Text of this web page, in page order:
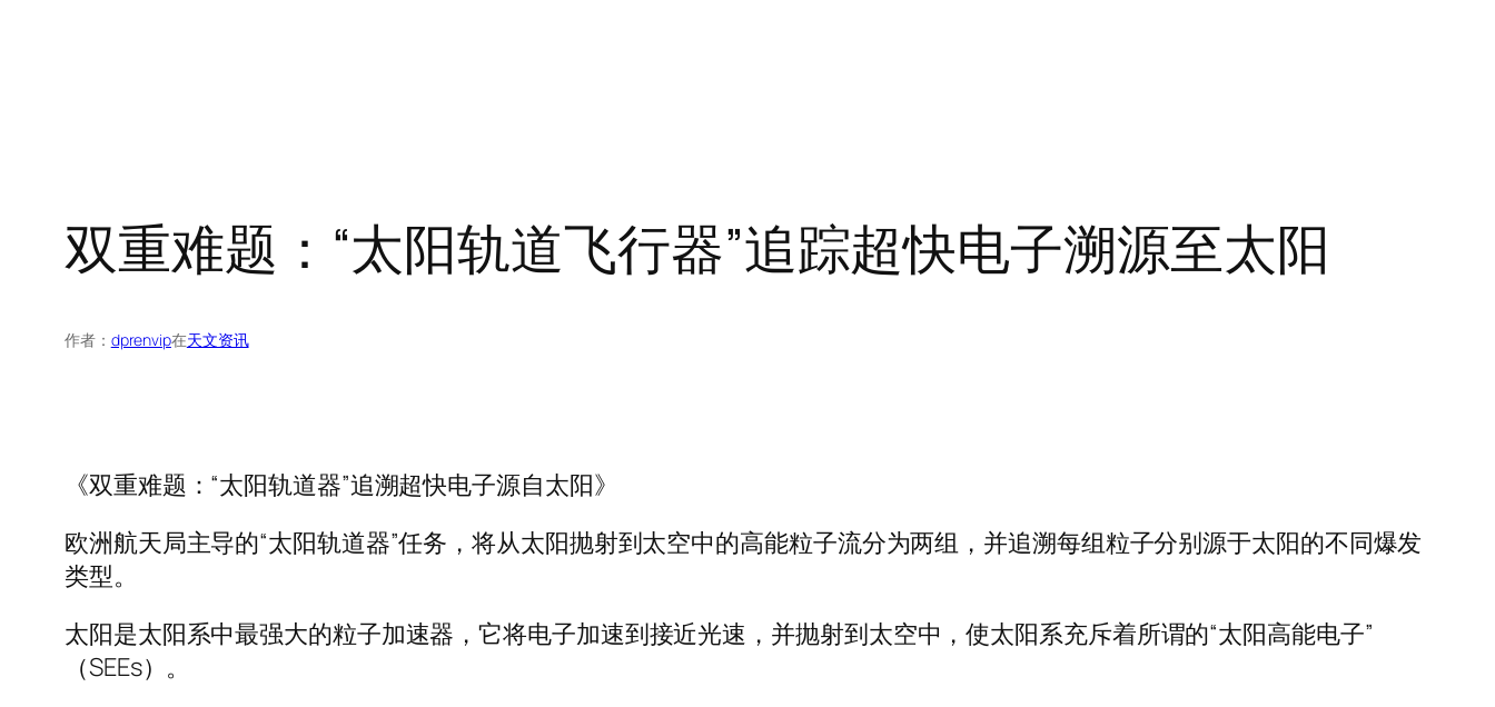
双重难题：“太阳轨道飞行器”追踪超快电子溯源至太阳
作者： dprenvip在天文资讯
《双重难题：“太阳轨道器”追溯超快电子源自太阳》
欧洲航天局主导的“太阳轨道器”任务，将从太阳抛射到太空中的高能粒子流分为两组，并追溯每组粒子分别源于太阳的不同爆发
类型。
太阳是太阳系中最强大的粒子加速器，它将电子加速到接近光速，并抛射到太空中，使太阳系充斥着所谓的“太阳高能电子”
（SEEs）。